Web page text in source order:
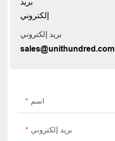
بريد إلكتروني
sales@unithundred.com
اسم
بريد إلكتروني